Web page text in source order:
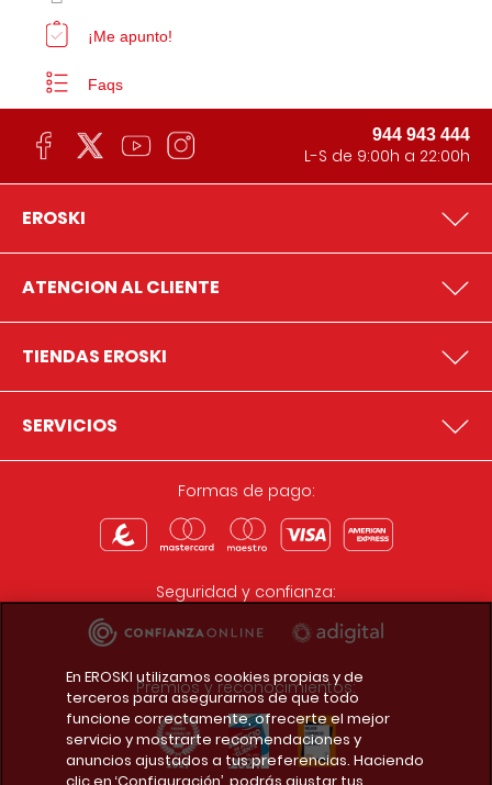
¡Me apunto!
Faqs
944 943 444
L-S de 9:00h a 22:00h
EROSKI
ATENCION AL CLIENTE
TIENDAS EROSKI
SERVICIOS
Formas de pago:
Seguridad y confianza:
Premios y reconocimientos:
En EROSKI utilizamos cookies propias y de
terceros para asegurarnos de que todo
funcione correctamente, ofrecerte el mejor
servicio y mostrarte recomendaciones y
anuncios ajustados a tus preferencias. Haciendo
clic en ‘Configuración’, podrás ajustar tus